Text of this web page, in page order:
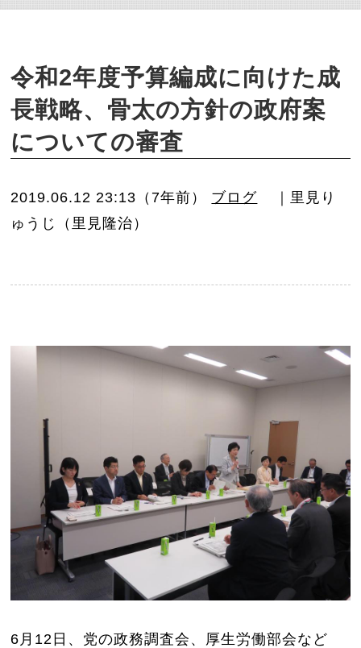
令和2年度予算編成に向けた成
長戦略、骨太の方針の政府案
についての審査
2019.06.12 23:13（7年前） ブログ
｜里見り
ゅうじ（里見隆治）
6月12日、党の政務調査会、厚生労働部会など